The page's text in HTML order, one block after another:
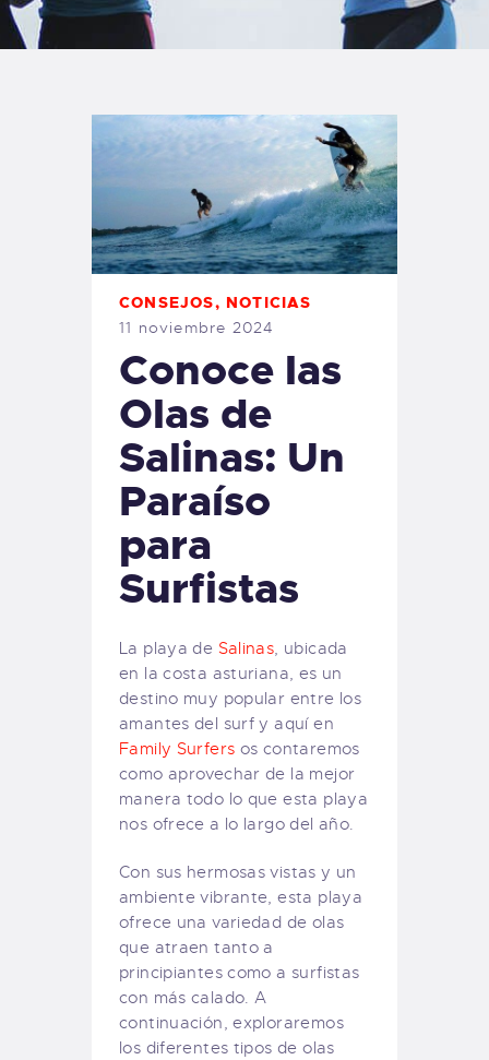
TIENDA FAMILY SURFERS
WEBCAM SALINAS
CONSEJOS, NOTICIAS
11 noviembre 2024
Conoce las
Olas de
Salinas: Un
Paraíso
para
Surfistas
La playa de Salinas, ubicada
en la costa asturiana, es un
destino muy popular entre los
amantes del surf y aquí en
Family Surfers os contaremos
como aprovechar de la mejor
manera todo lo que esta playa
nos ofrece a lo largo del año.
Con sus hermosas vistas y un
ambiente vibrante, esta playa
ofrece una variedad de olas
que atraen tanto a
principiantes como a surfistas
con más calado. A
continuación, exploraremos
los diferentes tipos de olas